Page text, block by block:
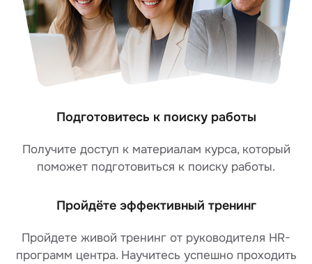
Подготовитесь к поиску работы
Получите доступ к материалам курса, который
поможет подготовиться к поиску работы.
Пройдёте эффективный тренинг
Пройдете живой тренинг от руководителя HR-
программ центра. Научитесь успешно проходить